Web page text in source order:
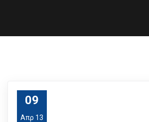
09
Απρ 13